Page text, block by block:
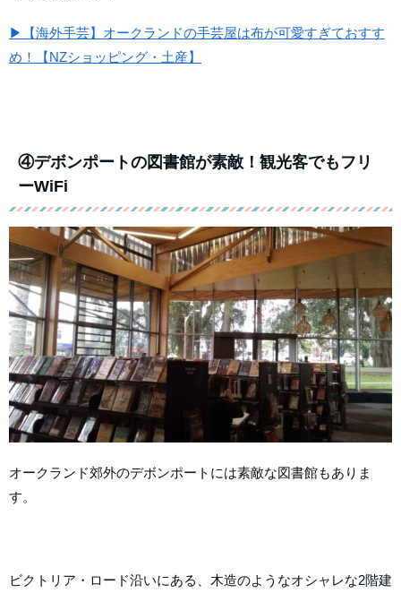
▶【海外手芸】オークランドの手芸屋は布が可愛すぎておすす
め！【NZショッピング・土産】
④デボンポートの図書館が素敵！観光客でもフリ
ーWiFi
オークランド郊外のデボンポートには素敵な図書館もありま
す。
ビクトリア・ロード沿いにある、木造のようなオシャレな2階建